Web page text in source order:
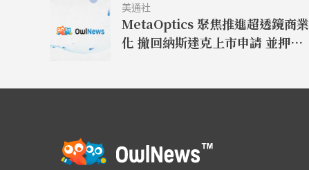
美通社
MetaOptics 聚焦推進超透鏡商業
化 撤回納斯達克上市申請 並押後於